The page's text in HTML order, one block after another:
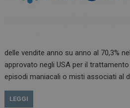
delle vendite anno su anno al 70,3%
approvato negli USA per il
episodi maniacali o misti associati al
LEGGI